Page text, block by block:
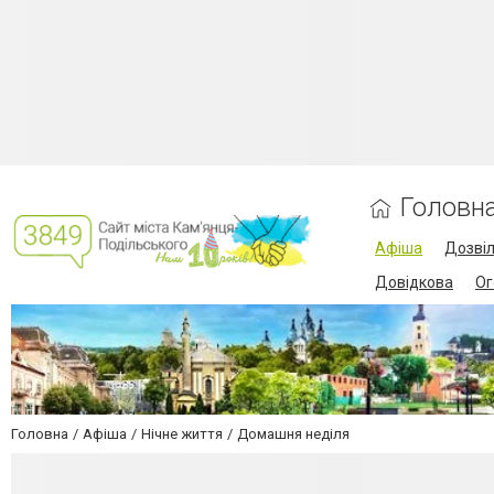
Афіша
Довідкова
Головна Афіша Нічне життя Домашня неділя